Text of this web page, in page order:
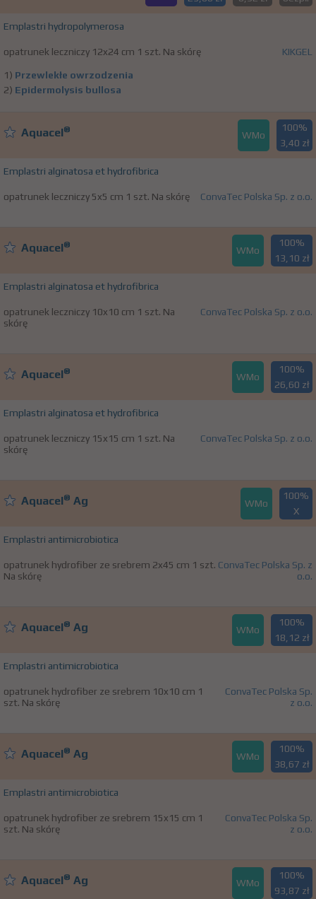
Emplastri hydropolymerosa
opatrunek leczniczy 12x24 cm 1 szt. Na skórę KIKGEL
1) Przewlekłe owrzodzenia
2) Epidermolysis bullosa
Aquacel® WMo
100%
3,40 zł
Emplastri alginatosa et hydrofibrica
opatrunek leczniczy 5x5 cm 1 szt. Na skórę ConvaTec Polska Sp. z o.o.
Aquacel® WMo
100%
13,10 zł
Emplastri alginatosa et hydrofibrica
opatrunek leczniczy 10x10 cm 1 szt. Na
skórę
ConvaTec Polska Sp. z o.o.
Aquacel® WMo
100%
26,60 zł
Emplastri alginatosa et hydrofibrica
opatrunek leczniczy 15x15 cm 1 szt. Na
skórę
ConvaTec Polska Sp. z o.o.
Aquacel® Ag WMo
100%
X
Emplastri antimicrobiotica
opatrunek hydrofiber ze srebrem 2x45 cm 1 szt.
Na skórę
ConvaTec Polska Sp. z
o.o.
Aquacel® Ag WMo
100%
18,12 zł
Emplastri antimicrobiotica
opatrunek hydrofiber ze srebrem 10x10 cm 1
szt. Na skórę
ConvaTec Polska Sp.
z o.o.
Aquacel® Ag WMo
100%
38,67 zł
Emplastri antimicrobiotica
opatrunek hydrofiber ze srebrem 15x15 cm 1
szt. Na skórę
ConvaTec Polska Sp.
z o.o.
Aquacel® Ag WMo
100%
93,87 zł